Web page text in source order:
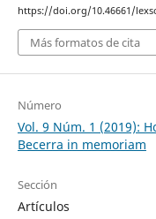
https://doi.org/10.46661/
Más formatos de cita
Número
Vol. 9 Núm. 1 (2019):
Becerra in memoriam
Sección
Artículos